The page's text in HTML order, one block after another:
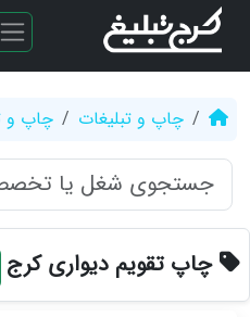
چاپ و تبلیغات چاپ و
چاپ تقویم دیواری کرج